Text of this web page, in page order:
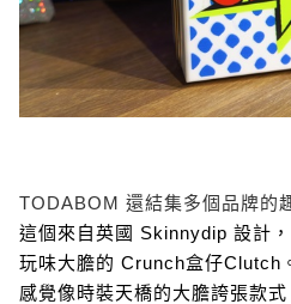
TODABOM 還結集多個品牌的
這個來自英國 Skinnydip 設計，
玩味大膽的 Crunch盒仔Clutch
感覺像時裝天橋的大膽誇張款式